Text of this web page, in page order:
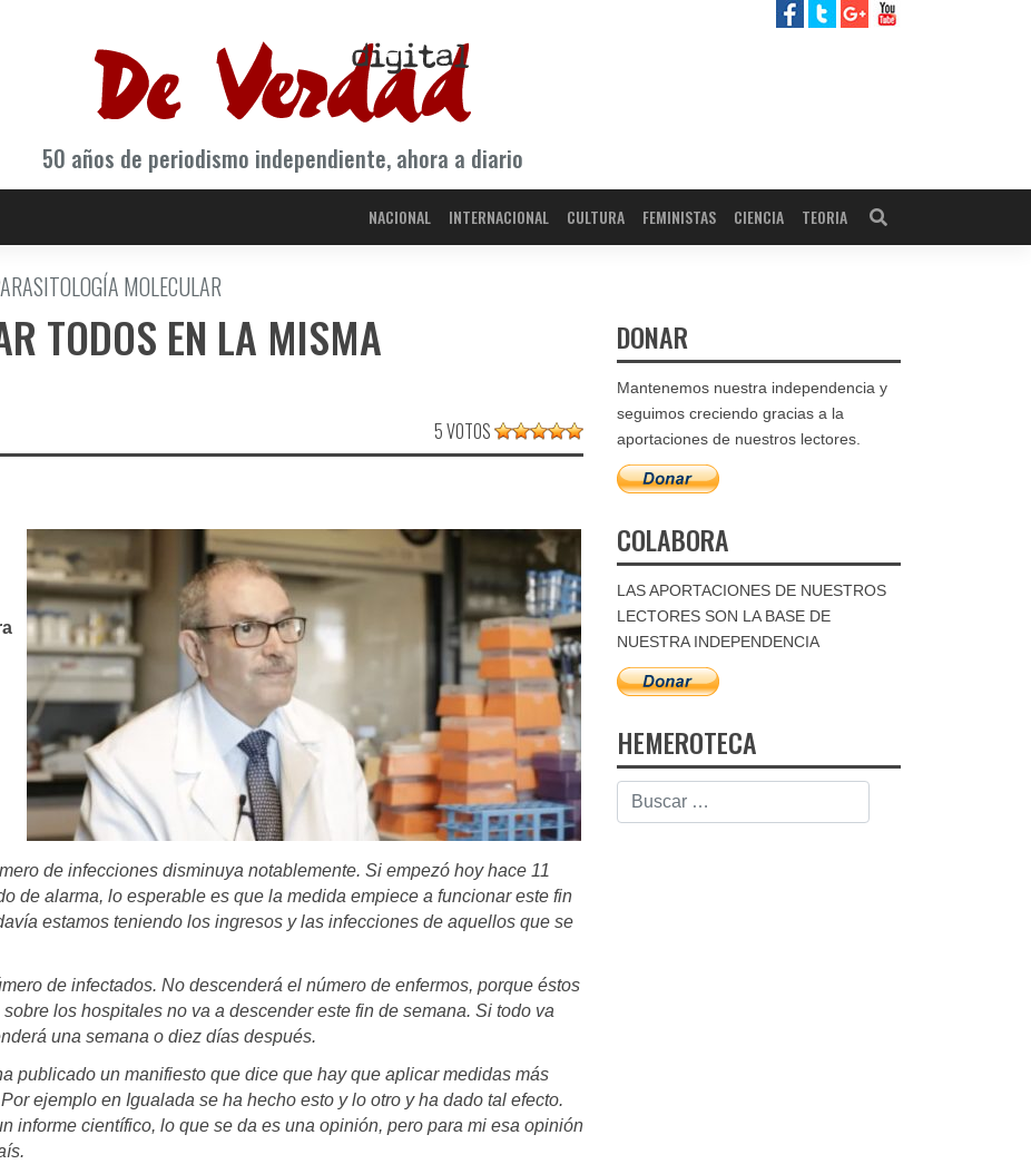
50 años de periodismo independiente, ahora a diario
NACIONAL INTERNACIONAL CULTURA FEMINISTAS CIENCIA TEORIA
MOLECULAR
TODOS EN LA MISMA
5 VOTOS
de infecciones disminuya notablemente. Si empezó hoy hace 11
de alarma, lo esperable es que la medida empiece a funcionar este fin
estamos teniendo los ingresos y las infecciones de aquellos que se
de infectados. No descenderá el número de enfermos, porque éstos
los hospitales no va a descender este fin de semana. Si todo va
una semana o diez días después.
publicado un manifiesto que dice que hay que aplicar medidas más
ejemplo en Igualada se ha hecho esto y lo otro y ha dado tal efecto.
informe científico, lo que se da es una opinión, pero para mi esa opinión
DONAR
Mantenemos nuestra independencia y
seguimos creciendo gracias a la
aportaciones de nuestros lectores.
COLABORA
LAS APORTACIONES DE NUESTROS
LECTORES SON LA BASE DE
NUESTRA INDEPENDENCIA
HEMEROTECA